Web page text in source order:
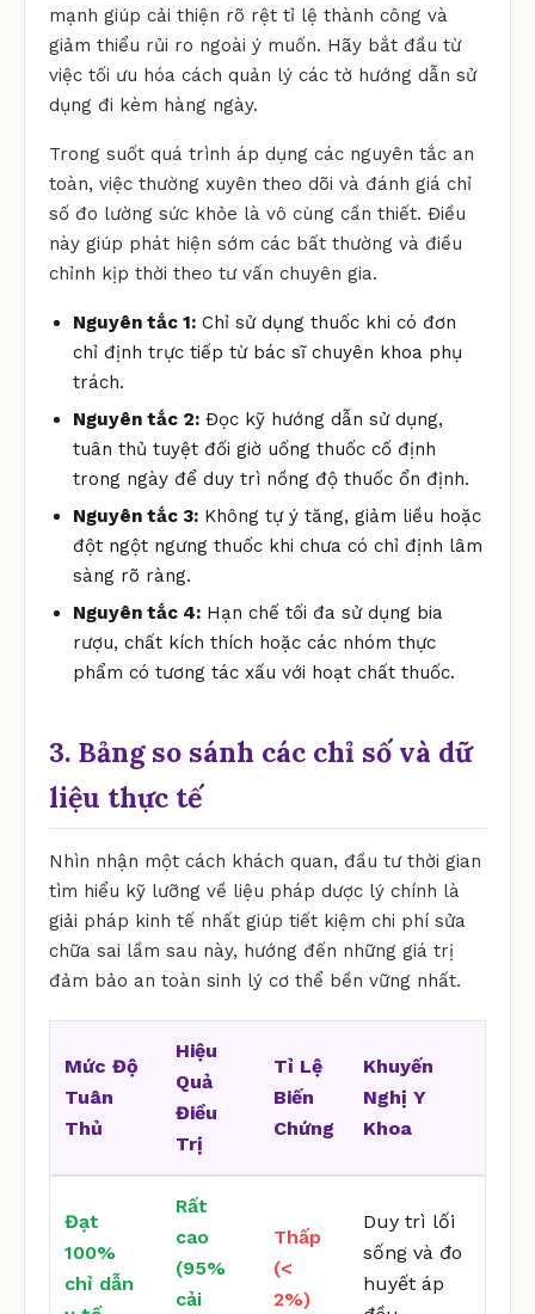
mạnh giúp cải thiện rõ rệt tỉ lệ thành công và
giảm thiểu rủi ro ngoài ý muốn. Hãy bắt đầu từ
việc tối ưu hóa cách quản lý các tờ hướng dẫn sử
dụng đi kèm hàng ngày.
Trong suốt quá trình áp dụng các nguyên tắc an
toàn, việc thường xuyên theo dõi và đánh giá chỉ
số đo lường sức khỏe là vô cùng cần thiết. Điều
này giúp phát hiện sớm các bất thường và điều
chỉnh kịp thời theo tư vấn chuyên gia.
Nguyên tắc 1: Chỉ sử dụng thuốc khi có đơn
chỉ định trực tiếp từ bác sĩ chuyên khoa phụ
trách.
Nguyên tắc 2: Đọc kỹ hướng dẫn sử dụng,
tuân thủ tuyệt đối giờ uống thuốc cố định
trong ngày để duy trì nồng độ thuốc ổn định.
Nguyên tắc 3: Không tự ý tăng, giảm liều hoặc
đột ngột ngưng thuốc khi chưa có chỉ định lâm
sàng rõ ràng.
Nguyên tắc 4: Hạn chế tối đa sử dụng bia
rượu, chất kích thích hoặc các nhóm thực
phẩm có tương tác xấu với hoạt chất thuốc.
3. Bảng so sánh các chỉ số và dữ
liệu thực tế
Nhìn nhận một cách khách quan, đầu tư thời gian
tìm hiểu kỹ lưỡng về liệu pháp dược lý chính là
giải pháp kinh tế nhất giúp tiết kiệm chi phí sửa
chữa sai lầm sau này, hướng đến những giá trị
đảm bảo an toàn sinh lý cơ thể bền vững nhất.
Mức Độ
Tuân
Thủ
Hiệu
Quả
Điều
Trị
Tỉ Lệ
Biến
Chứng
Khuyến
Nghị Y
Khoa
Đạt
100%
chỉ dẫn
Rất
cao
(95%
cải
Thấp
(<
2%)
Duy trì lối
sống và đo
huyết áp